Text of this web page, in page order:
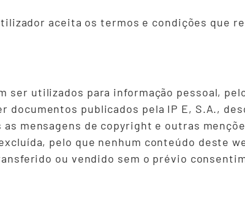
aceita os termos e condições que
ser utilizados para informação pessoal,
publicados pela IP E, S.A.,
as mensagens de copyright e outras
pelo que nenhum conteúdo deste
ou vendido sem o prévio